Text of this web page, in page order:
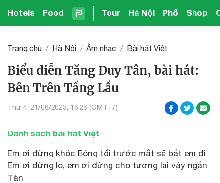
Hotels Food Tour Hà Nội Phố Shop
Trang chủ Hà Nội Âm nhạc Bài hát Việt
Biểu diễn Tăng Duy Tân, bài hát:
Bên Trên Tầng Lầu
Thứ 4, 21/06/2023, 16:26 (GMT+7)
Danh sách bài hát Việt
Em ơi đừng khóc Bóng tối trước mắt sẽ bắt em đi
Em ơi đừng lo, em ơi đừng cho tương lai váy ngắn
Tàn